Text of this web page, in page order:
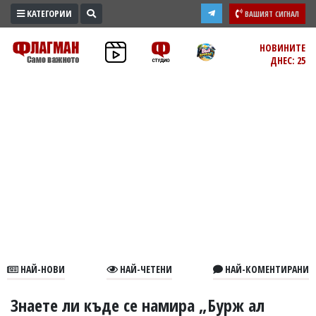
ПРОМО
ЗОНА
В
КАТЕГОРИИ ВАШИЯТ СИГНАЛ
НОВИНИТЕ
ДНЕС: 25
НАЙ-НОВИ НАЙ-ЧЕТЕНИ НАЙ-КОМЕНТИРАНИ
Знаете ли къде се намира „Бурж ал